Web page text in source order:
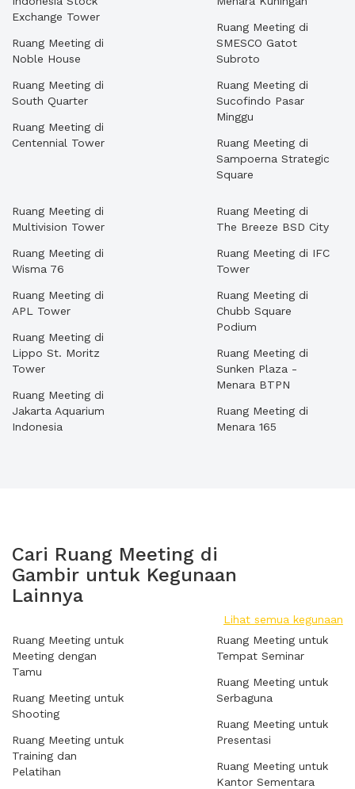
Exchange Tower
Ruang Meeting di
Noble House
Ruang Meeting di
South Quarter
Ruang Meeting di
Centennial Tower
Ruang Meeting di
SMESCO Gatot
Subroto
Ruang Meeting di
Sucofindo Pasar
Minggu
Ruang Meeting di
Sampoerna Strategic
Square
Ruang Meeting di
Multivision Tower
Ruang Meeting di
Wisma 76
Ruang Meeting di
APL Tower
Ruang Meeting di
Lippo St. Moritz
Tower
Ruang Meeting di
Jakarta Aquarium
Indonesia
Ruang Meeting di
The Breeze BSD City
Ruang Meeting di IFC
Tower
Ruang Meeting di
Chubb Square
Podium
Ruang Meeting di
Sunken Plaza -
Menara BTPN
Ruang Meeting di
Menara 165
Cari Ruang Meeting di
Gambir untuk Kegunaan
Lainnya
Lihat semua kegunaan
Ruang Meeting untuk
Meeting dengan
Tamu
Ruang Meeting untuk
Shooting
Ruang Meeting untuk
Training dan
Pelatihan
Ruang Meeting untuk
Tempat Seminar
Ruang Meeting untuk
Serbaguna
Ruang Meeting untuk
Presentasi
Ruang Meeting untuk
Kantor Sementara